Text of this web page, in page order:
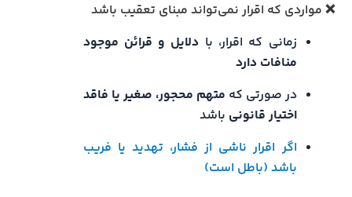
❌ مواردی که اقرار نمی‌تواند مبنای تعقیب باشد
زمانی که اقرار، با دلایل و قرائن موجود
منافات دارد
در صورتی که متهم محجور، صغیر یا فاقد
اختیار قانونی باشد
اگر اقرار ناشی از فشار، تهدید یا فریب
باشد (باطل است)